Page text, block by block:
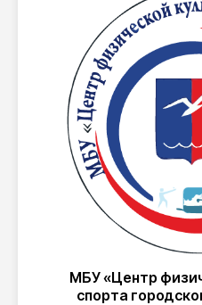
МБУ «Центр
спорта